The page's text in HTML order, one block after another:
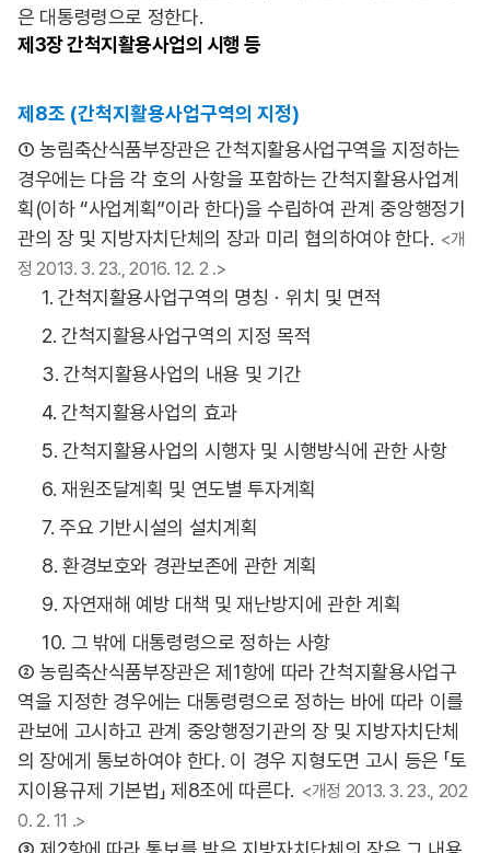
은 대통령령으로 정한다.
제3장간척지활용사업의 시행 등
제8조 (간척지활용사업구역의 지정)
① 농림축산식품부장관은 간척지활용사업구역을 지정하는
경우에는 다음 각 호의 사항을 포함하는 간척지활용사업계
획(이하 “사업계획”이라 한다)을 수립하여 관계 중앙행정기
관의 장 및 지방자치단체의 장과 미리 협의하여야 한다. <개
정 2013. 3. 23., 2016. 12. 2 .>
1. 간척지활용사업구역의 명칭ㆍ위치 및 면적
2. 간척지활용사업구역의 지정 목적
3. 간척지활용사업의 내용 및 기간
4. 간척지활용사업의 효과
5. 간척지활용사업의 시행자 및 시행방식에 관한 사항
6. 재원조달계획 및 연도별 투자계획
7. 주요 기반시설의 설치계획
8. 환경보호와 경관보존에 관한 계획
9. 자연재해 예방 대책 및 재난방지에 관한 계획
10. 그 밖에 대통령령으로 정하는 사항
② 농림축산식품부장관은 제1항에 따라 간척지활용사업구
역을 지정한 경우에는 대통령령으로 정하는 바에 따라 이를
관보에 고시하고 관계 중앙행정기관의 장 및 지방자치단체
의 장에게 통보하여야 한다. 이 경우 지형도면 고시 등은 「토
지이용규제 기본법」 제8조에 따른다. <개정 2013. 3. 23., 202
0. 2. 11 .>